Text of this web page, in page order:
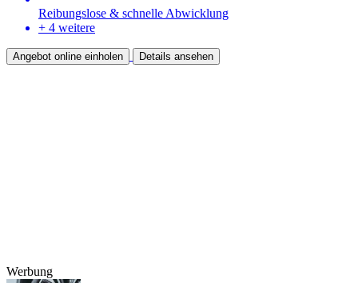
Reibungslose & schnelle Abwicklung
+ 4 weitere
Angebot online einholen Details ansehen
Werbung